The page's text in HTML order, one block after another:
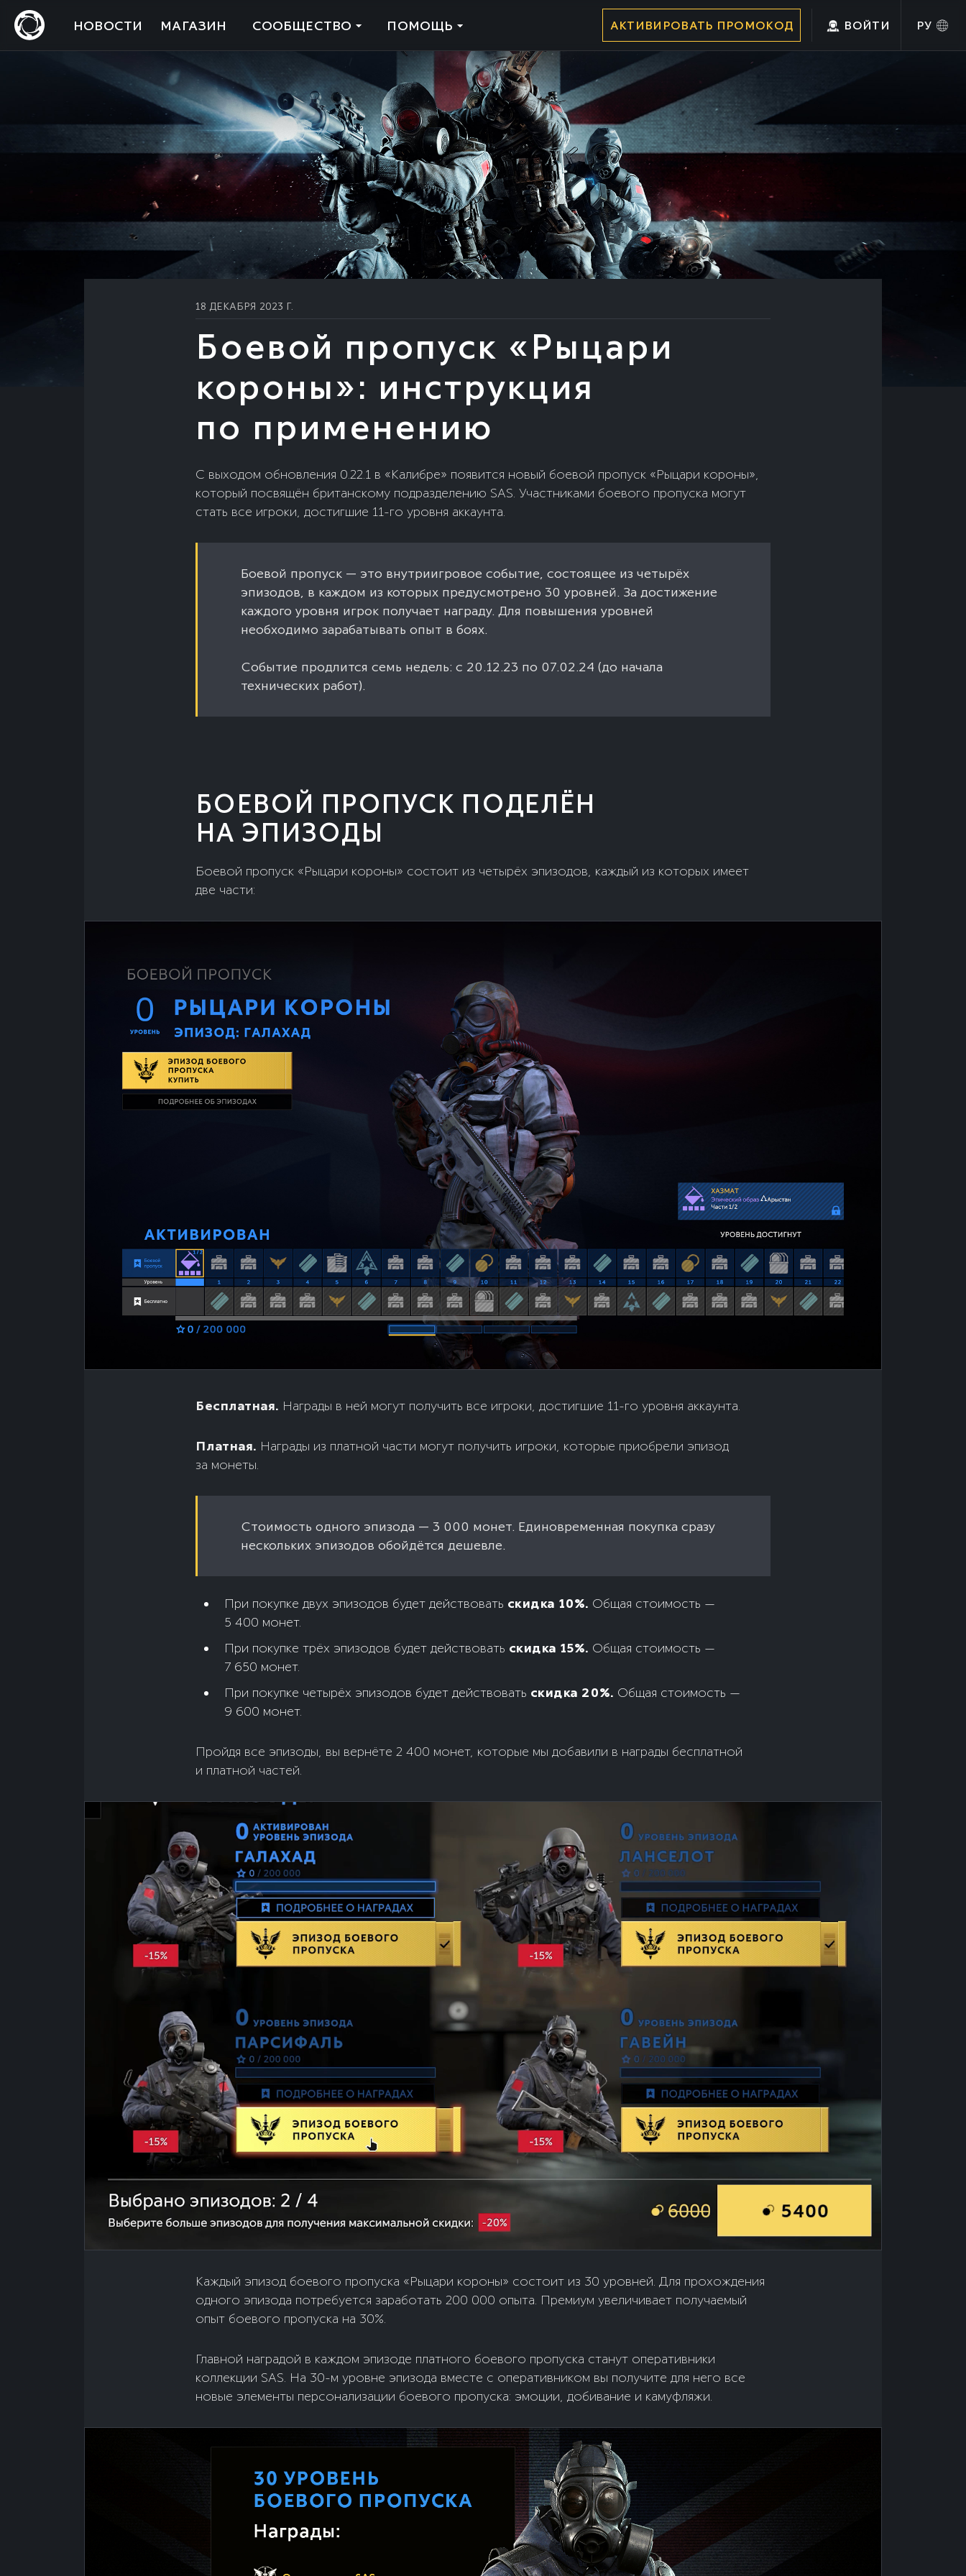
НОВОСТИ МАГАЗИН СООБЩЕСТВО ПОМОЩЬ АКТИВИРОВАТЬ ПРОМОКОД ВОЙТИ РУ
18 ДЕКАБРЯ 2023 Г.
Боевой пропуск «Рыцари
короны»: инструкция
по применению
С выходом обновления 0.22.1 в «Калибре» появится новый боевой пропуск «Рыцари короны»,
который посвящён британскому подразделению SAS. Участниками боевого пропуска могут
стать все игроки, достигшие 11-го уровня аккаунта.
Боевой пропуск — это внутриигровое событие, состоящее из четырёх
эпизодов, в каждом из которых предусмотрено 30 уровней. За достижение
каждого уровня игрок получает награду. Для повышения уровней
необходимо зарабатывать опыт в боях.
Событие продлится семь недель: с 20.12.23 по 07.02.24 (до начала
технических работ).
БОЕВОЙ ПРОПУСК ПОДЕЛЁН
НА ЭПИЗОДЫ
Боевой пропуск «Рыцари короны» состоит из четырёх эпизодов, каждый из которых имеет
две части:
Бесплатная. Награды в ней могут получить все игроки, достигшие 11-го уровня аккаунта.
Платная. Награды из платной части могут получить игроки, которые приобрели эпизод
за монеты.
Стоимость одного эпизода — 3 000 монет. Единовременная покупка сразу
нескольких эпизодов обойдётся дешевле.
При покупке двух эпизодов будет действовать скидка 10%. Общая стоимость —
5 400 монет.
При покупке трёх эпизодов будет действовать скидка 15%. Общая стоимость —
7 650 монет.
При покупке четырёх эпизодов будет действовать скидка 20%. Общая стоимость —
9 600 монет.
Пройдя все эпизоды, вы вернёте 2 400 монет, которые мы добавили в награды бесплатной
и платной частей.
Каждый эпизод боевого пропуска «Рыцари короны» состоит из 30 уровней. Для прохождения
одного эпизода потребуется заработать 200 000 опыта. Премиум увеличивает получаемый
опыт боевого пропуска на 30%.
Главной наградой в каждом эпизоде платного боевого пропуска станут оперативники
коллекции SAS. На 30-м уровне эпизода вместе с оперативником вы получите для него все
новые элементы персонализации боевого пропуска: эмоции, добивание и камуфляжи.